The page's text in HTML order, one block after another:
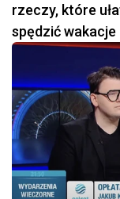
rzeczy, które
spędzić wakacje